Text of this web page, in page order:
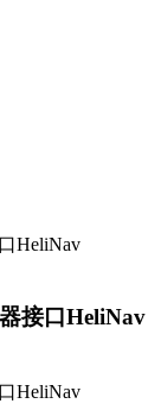
接口HeliNav